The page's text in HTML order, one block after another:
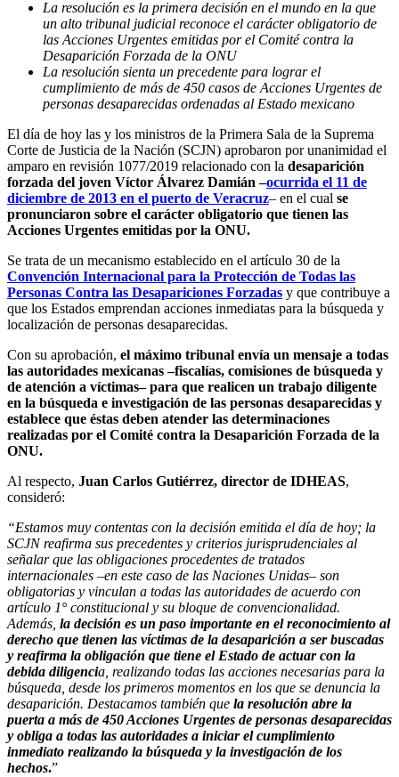
La resolución es la primera decisión en el mundo en la que
un alto tribunal judicial reconoce el carácter obligatorio de
las Acciones Urgentes emitidas por el Comité contra la
Desaparición Forzada de la ONU
La resolución sienta un precedente para lograr el
cumplimiento de más de 450 casos de Acciones Urgentes de
personas desaparecidas ordenadas al Estado mexicano
El día de hoy las y los ministros de la Primera Sala de la Suprema
Corte de Justicia de la Nación (SCJN) aprobaron por unanimidad el
amparo en revisión 1077/2019 relacionado con la desaparición
forzada del joven Víctor Álvarez Damián –ocurrida el 11 de
diciembre de 2013 en el puerto de Veracruz– en el cual se
pronunciaron sobre el carácter obligatorio que tienen las
Acciones Urgentes emitidas por la ONU.
Se trata de un mecanismo establecido en el artículo 30 de la
Convención Internacional para la Protección de Todas las
Personas Contra las Desapariciones Forzadas y que contribuye a
que los Estados emprendan acciones inmediatas para la búsqueda y
localización de personas desaparecidas.
Con su aprobación, el máximo tribunal envía un mensaje a todas
las autoridades mexicanas –fiscalías, comisiones de búsqueda y
de atención a víctimas– para que realicen un trabajo diligente
en la búsqueda e investigación de las personas desaparecidas y
establece que éstas deben atender las determinaciones
realizadas por el Comité contra la Desaparición Forzada de la
ONU.
Al respecto, Juan Carlos Gutiérrez, director de IDHEAS,
consideró:
“Estamos muy contentas con la decisión emitida el día de hoy; la
SCJN reafirma sus precedentes y criterios jurisprudenciales al
señalar que las obligaciones procedentes de tratados
internacionales –en este caso de las Naciones Unidas– son
obligatorias y vinculan a todas las autoridades de acuerdo con
artículo 1° constitucional y su bloque de convencionalidad.
Además, la decisión es un paso importante en el reconocimiento al
derecho que tienen las víctimas de la desaparición a ser buscadas
y reafirma la obligación que tiene el Estado de actuar con la
debida diligencia, realizando todas las acciones necesarias para la
búsqueda, desde los primeros momentos en los que se denuncia la
desaparición. Destacamos también que la resolución abre la
puerta a más de 450 Acciones Urgentes de personas desaparecidas
y obliga a todas las autoridades a iniciar el cumplimiento
inmediato realizando la búsqueda y la investigación de los
hechos.”